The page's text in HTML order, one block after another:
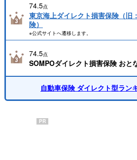
74.5点
東京海上ダイレクト損害保険（旧
険）
※公式サイトへ遷移します。
74.5点
SOMPOダイレクト損害保険 おと
自動車保険 ダイレクト型ラン
PR